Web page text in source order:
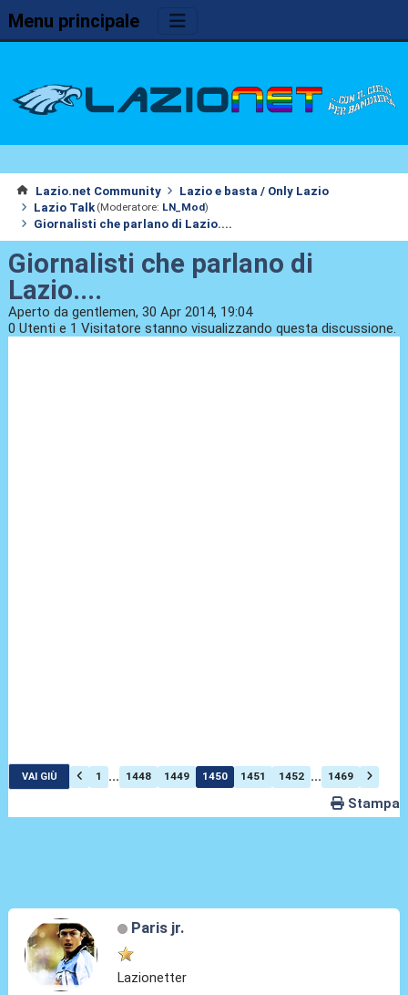
Menu principale
Lazio.net Community
Lazio e basta / Only Lazio
Lazio Talk (Moderatore: LN_Mod)
Giornalisti che parlano di Lazio....
Giornalisti che parlano di
Lazio....
Aperto da gentlemen, 30 Apr 2014, 19:04
0 Utenti e 1 Visitatore stanno visualizzando questa discussione.
VAI GIÙ 1 ... 1448 1449 1450 1451 1452 ... 1469
Stampa
Paris jr.
Lazionetter